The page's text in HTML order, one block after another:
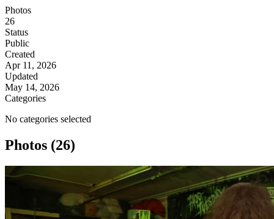
Photos
26
Status
Public
Created
Apr 11, 2026
Updated
May 14, 2026
Categories
No categories selected
Photos (26)